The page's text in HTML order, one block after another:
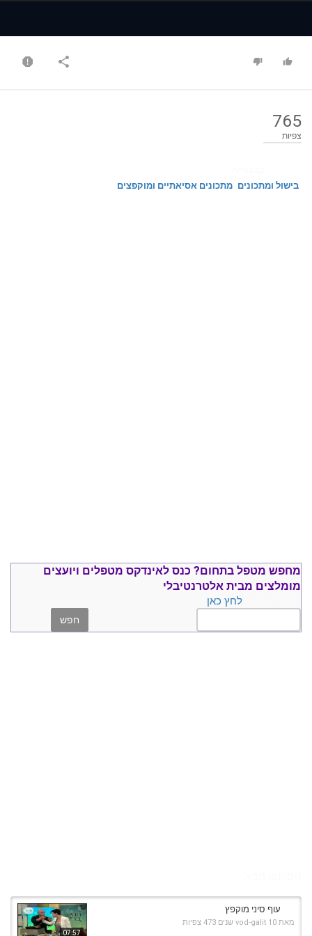
765
צפיות
בישול ומתכונים מתכונים אסיאתיים ומוקפצים
מחפש מטפל בתחום? כנס לאינדקס מטפלים ויועצים
מומלצים מבית אלטרנטיבלי
לחץ כאן
07:57
עוף סיני מוקפץ
מאת vod-galit 10 שנים 473 צפיות